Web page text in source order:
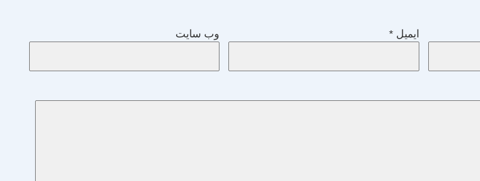
ایمیل* وب‌ سایت